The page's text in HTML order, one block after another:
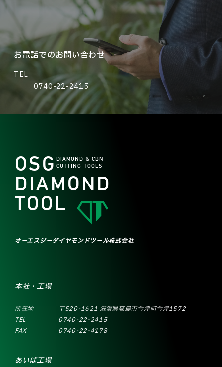
お電話でのお問い合わせ
TEL
0740-22-2415
OSG
DIAMOND
TOOL
DIAMOND & CBN
CUTTING TOOLS
オーエスジーダイヤモンドツール株式会社
本社・工場
所在地
〒520-1621 滋賀県高島市今津町今津1572
TEL
0740-22-2415
FAX
0740-22-4178
あいば工場